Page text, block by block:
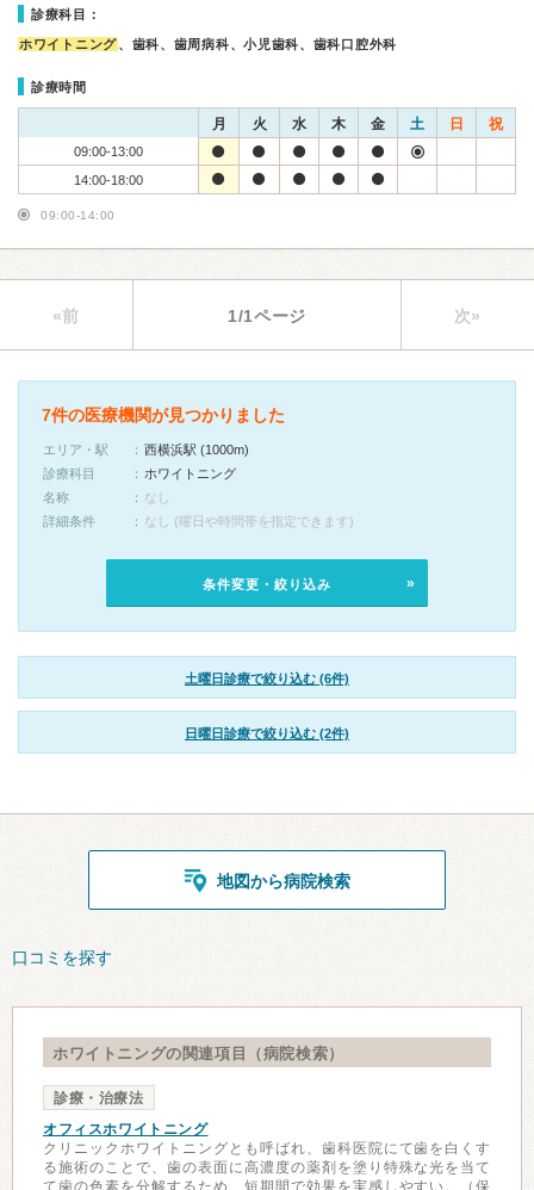
診療科目：
ホワイトニング、歯科、歯周病科、小児歯科、歯科口腔外科
診療時間
月 火 水 木 金 土 日 祝
09:00-13:00
14:00-18:00
09:00-14:00
«前 1/1ページ 次»
7件の医療機関が見つかりました
エリア・駅
西横浜駅 (1000m)
診療科目
ホワイトニング
名称
なし
詳細条件
なし (曜日や時間帯を指定できます)
条件変更・絞り込み
土曜日診療で絞り込む (6件)
日曜日診療で絞り込む (2件)
地図から病院検索
口コミを探す
ホワイトニングの関連項目（病院検索）
診療・治療法
オフィスホワイトニング
クリニックホワイトニングとも呼ばれ、歯科医院にて歯を白くす
る施術のことで、歯の表面に高濃度の薬剤を塗り特殊な光を当て
て歯の色素を分解するため、短期間で効果を実感しやすい。（保